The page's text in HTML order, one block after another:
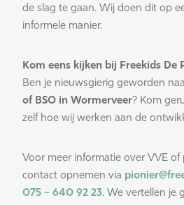
de slag te gaan. Wij doen dit op
informele manier.
Kom eens kijken bij Freekids De
Ben je nieuwsgierig geworden
of BSO in Wormerveer? Kom
zelf hoe wij werken aan de
Voor meer informatie over VVE
contact opnemen via
075 – 640 92 23. We vertellen je